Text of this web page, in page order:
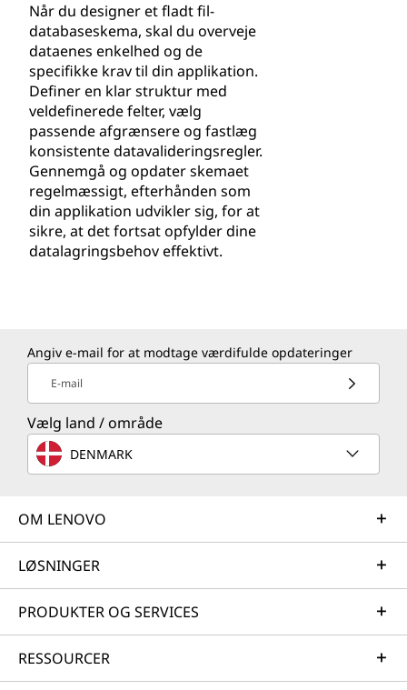
Når du designer et fladt fil-
databaseskema, skal du overveje
dataenes enkelhed og de
specifikke krav til din applikation.
Definer en klar struktur med
veldefinerede felter, vælg
passende afgrænsere og fastlæg
konsistente datavalideringsregler.
Gennemgå og opdater skemaet
regelmæssigt, efterhånden som
din applikation udvikler sig, for at
sikre, at det fortsat opfylder dine
datalagringsbehov effektivt.
Angiv e-mail for at modtage værdifulde opdateringer
E-mail
Vælg land / område
DENMARK
OM LENOVO
LØSNINGER
PRODUKTER OG SERVICES
RESSOURCER